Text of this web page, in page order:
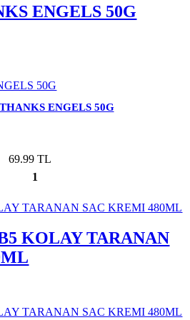
ENGELS 50G
ENGELS 50G
69.99 TL
1
KOLAY TARANAN